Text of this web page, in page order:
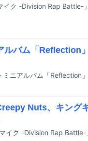
ルバム「Reflection
ニアルバム「Reflection」
Nuts、キング